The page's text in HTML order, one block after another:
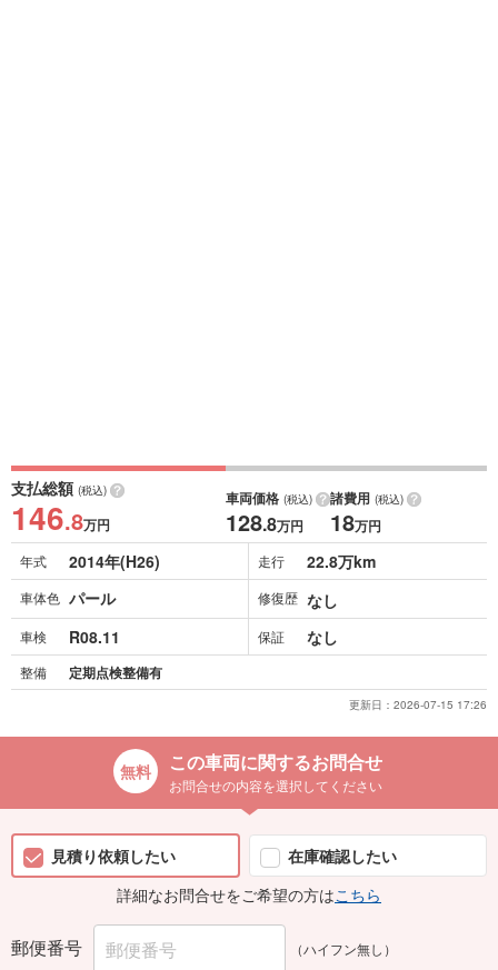
支払総額 (税込)
146.8万円
車両価格 (税込)
128.8万円
諸費用 (税込)
18万円
年式 2014年(H26) 走行 22.8万km
車体色 パール 修復歴 なし
車検 R08.11 保証 なし
整備 定期点検整備有
更新日： 2026-07-15 17:26
この車両に関するお問合せ
お問合せの内容を選択してください
見積り依頼したい
在庫確認したい
詳細なお問合せをご希望の方はこちら
郵便番号 （ハイフン無し）